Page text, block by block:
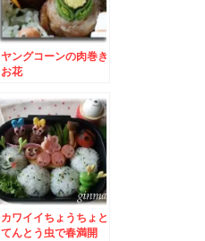
ヤングコーンの肉巻き
お花
カワイイちょうちょと
てんとう虫で春満開